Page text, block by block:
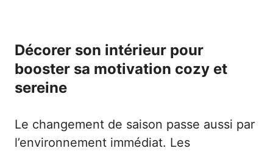
Décorer son intérieur pour
booster sa motivation cozy et
sereine
Le changement de saison passe aussi par
l’environnement immédiat. Les